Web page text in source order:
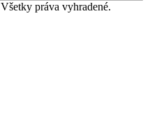
práva vyhradené.